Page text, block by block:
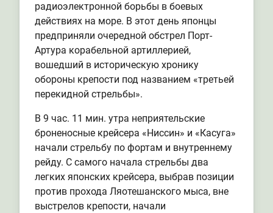
радиоэлектронной борьбы в боевых
действиях на море. В этот день японцы
предприняли очередной обстрел Порт-
Артура корабельной артиллерией,
вошедший в историческую хронику
обороны крепости под названием «третьей
перекидной стрельбы».
В 9 час. 11 мин. утра неприятельские
броненосные крейсера «Ниссин» и «Касуга»
начали стрельбу по фортам и внутреннему
рейду. С самого начала стрельбы два
легких японских крейсера, выбрав позиции
против прохода Ляотешанского мыса, вне
выстрелов крепости, начали